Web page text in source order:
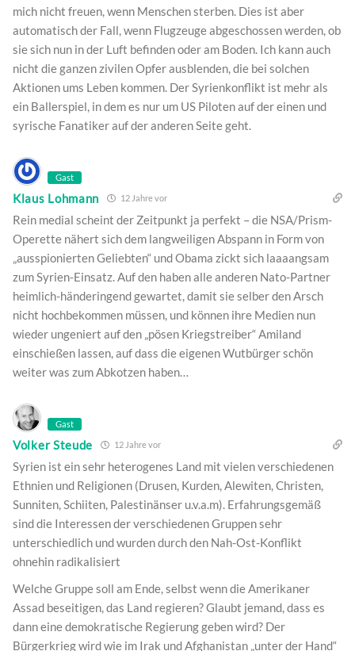
mich nicht freuen, wenn Menschen sterben. Dies ist aber
automatisch der Fall, wenn Flugzeuge abgeschossen werden, ob
sie sich nun in der Luft befinden oder am Boden. Ich kann auch
nicht die ganzen zivilen Opfer ausblenden, die bei solchen
Aktionen ums Leben kommen. Der Syrienkonflikt ist mehr als
ein Ballerspiel, in dem es nur um US Piloten auf der einen und
syrische Fanatiker auf der anderen Seite geht.
Gast
Klaus Lohmann 12 Jahre vor
Rein medial scheint der Zeitpunkt ja perfekt – die NSA/Prism-
Operette nähert sich dem langweiligen Abspann in Form von
„ausspionierten Geliebten“ und Obama zickt sich laaaangsam
zum Syrien-Einsatz. Auf den haben alle anderen Nato-Partner
heimlich-händeringend gewartet, damit sie selber den Arsch
nicht hochbekommen müssen, und können ihre Medien nun
wieder ungeniert auf den „pösen Kriegstreiber“ Amiland
einschießen lassen, auf dass die eigenen Wutbürger schön
weiter was zum Abkotzen haben…
Gast
Volker Steude 12 Jahre vor
Syrien ist ein sehr heterogenes Land mit vielen verschiedenen
Ethnien und Religionen (Drusen, Kurden, Alewiten, Christen,
Sunniten, Schiiten, Palestinänser u.v.a.m). Erfahrungsgemäß
sind die Interessen der verschiedenen Gruppen sehr
unterschiedlich und wurden durch den Nah-Ost-Konflikt
ohnehin radikalisiert
Welche Gruppe soll am Ende, selbst wenn die Amerikaner
Assad beseitigen, das Land regieren? Glaubt jemand, dass es
dann eine demokratische Regierung geben wird? Der
Bürgerkrieg wird wie im Irak und Afghanistan „unter der Hand“